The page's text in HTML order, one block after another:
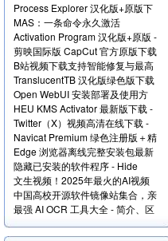
Process Explorer 汉化版+原版下
载 - 超强进程管理工具
MAS：一条命令永久激活
Windows和Office+实现原理解读
Activation Program 汉化版+原版 -
永久激活Windows和Office
剪映国际版 CapCut 官方原版下载
- 免费享用VIP会员功能
B站视频下载支持智能修复与最高
清版 - Bili23 Downloader
TranslucentTB 汉化版绿色版下载
- 任务栏透明化小工具
Open WebUI 安装部署及使用方
法 - 本地网页版 AI 系统
HEU KMS Activator 最新版下载 -
Windows/Office激活神器
Twitter（X）视频高清在线下载 -
SSSTwitter
Navicat Premium 绿色注册版＋精
简版＋使用方法
Edge 浏览器离线完整安装包最新
版下载
隐藏已安装的软件程序 - Hide
From Uninstall List 下载
文生视频！2025年最火的AI视频
生成工具TOP10
中国高校开源软件镜像站集合，亲
测全部可用！
最强 AI OCR 工具大全 - 简介、区
别、优势及访问地址